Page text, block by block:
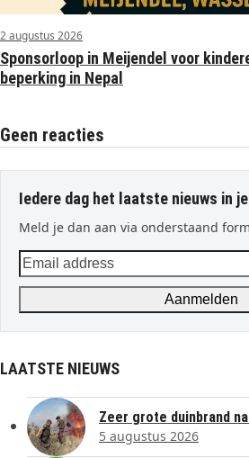
2 augustus 2026
Sponsorloop in Meijendel voor
beperking in Nepal
Geen reacties
Iedere dag het laatste nieuws in
Meld je dan aan via onderstaand
Email
address
Aanmelden
LAATSTE NIEUWS
Zeer grote duinbrand
5 augustus 2026